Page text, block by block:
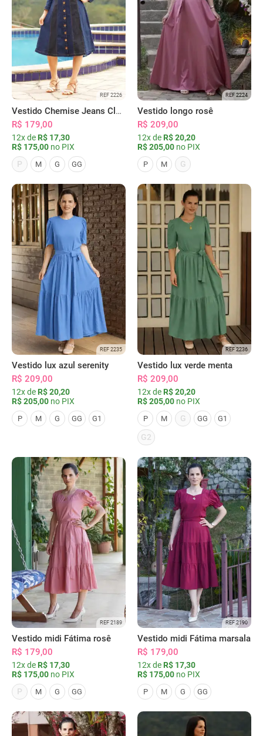
REF 2226
Vestido Chemise Jeans Clássica Serena
R$ 179,00
12x de R$ 17,30
R$ 175,00 no PIX
P
M G GG
REF 2224
Vestido longo rosê
R$ 209,00
12x de R$ 20,20
R$ 205,00 no PIX
P M G
REF 2235
Vestido lux azul serenity
R$ 209,00
12x de R$ 20,20
R$ 205,00 no PIX
P M G GG G1
REF 2236
Vestido lux verde menta
R$ 209,00
12x de R$ 20,20
R$ 205,00 no PIX
P M G GG G1
G2
REF 2189
Vestido midi Fátima rosê
R$ 179,00
12x de R$ 17,30
R$ 175,00 no PIX
P
M G GG
REF 2190
Vestido midi Fátima marsala
R$ 179,00
12x de R$ 17,30
R$ 175,00 no PIX
P M G GG